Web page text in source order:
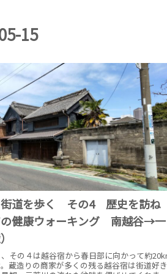
15
道を歩く その4 歴史を訪ね
健康ウォーキング 南越谷→一
その４は越谷宿から春日部に向かって約
蔵造りの商家が多くの残る越谷宿は街道好き